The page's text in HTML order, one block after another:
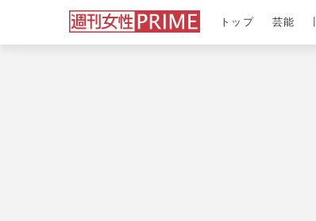
トップ 芸能